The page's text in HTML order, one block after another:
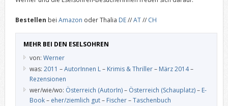
Bestellen bei Amazon oder Thalia DE//AT// CH
MEHR BEI DEN ESELSOHREN
von: Werner
was: 2011 –AutorInnen L– Krimis & Thriller– März 2014–
Rezensionen
wer/wie/wo: Österreich (AutorIn)– Österreich (Schauplatz)– E-
Book– eher/ziemlich gut– Fischer–Taschenbuch